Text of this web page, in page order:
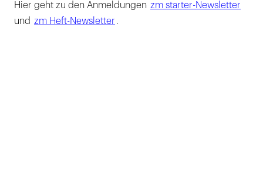
Hier geht zu den Anmeldungen zm starter-Newsletter
und zm Heft-Newsletter .